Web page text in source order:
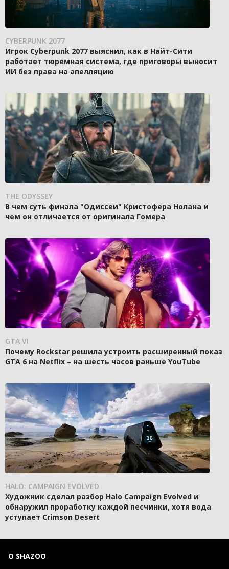
CYBERPUNK 2077
Игрок Cyberpunk 2077 выяснил, как в Найт-Сити
работает тюремная система, где приговоры выносит
ИИ без права на апелляцию
THE ODYSSEY
В чем суть финала "Одиссеи" Кристофера Нолана и
чем он отличается от оригинала Гомера
GTA VI
Почему Rockstar решила устроить расширенный показ
GTA 6 на Netflix – на шесть часов раньше YouTube
HALO: CAMPAIGN EVOLVED
Художник сделал разбор Halo Campaign Evolved и
обнаружил проработку каждой песчинки, хотя вода
уступает Crimson Desert
О SHAZOO